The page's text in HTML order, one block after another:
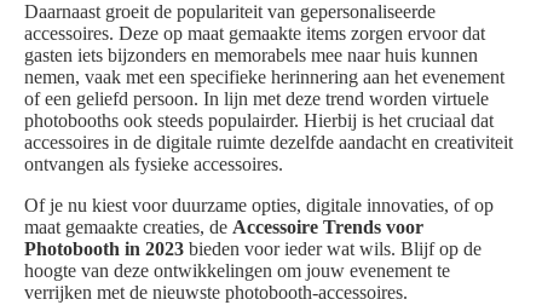
Daarnaast groeit de populariteit van gepersonaliseerde
accessoires. Deze op maat gemaakte items zorgen ervoor dat
gasten iets bijzonders en memorabels mee naar huis kunnen
nemen, vaak met een specifieke herinnering aan het evenement
of een geliefd persoon. In lijn met deze trend worden virtuele
photobooths ook steeds populairder. Hierbij is het cruciaal dat
accessoires in de digitale ruimte dezelfde aandacht en creativiteit
ontvangen als fysieke accessoires.
Of je nu kiest voor duurzame opties, digitale innovaties, of op
maat gemaakte creaties, de Accessoire Trends voor
Photobooth in 2023 bieden voor ieder wat wils. Blijf op de
hoogte van deze ontwikkelingen om jouw evenement te
verrijken met de nieuwste photobooth-accessoires.